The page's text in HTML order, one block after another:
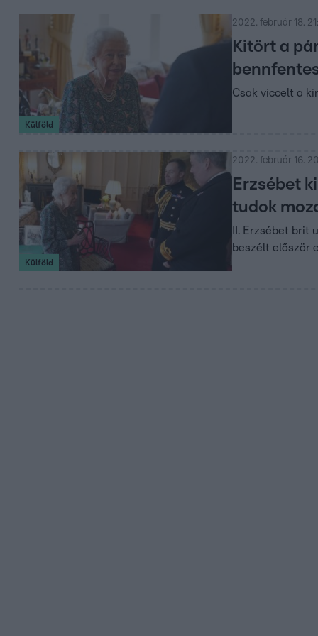
Külföld
2022. február 18.
Kitört a
Csak viccelt a
Külföld
2022. február 16.
Erzsébet
tudok
II. Erzsébet brit
beszélt először